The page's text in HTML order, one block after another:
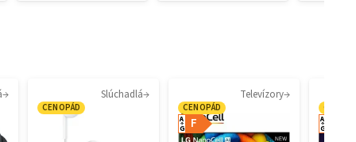
Slúchadlá
CENOPÁD
Televízory
CENOPÁD
F
A
G
A
G